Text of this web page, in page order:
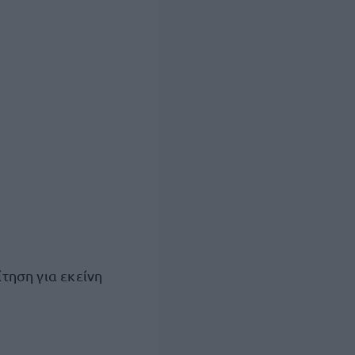
για εκείνη